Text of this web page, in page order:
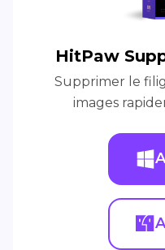
HitPaw
Supprimer le
images